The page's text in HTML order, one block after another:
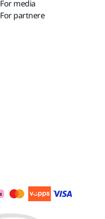
For media
For partnere